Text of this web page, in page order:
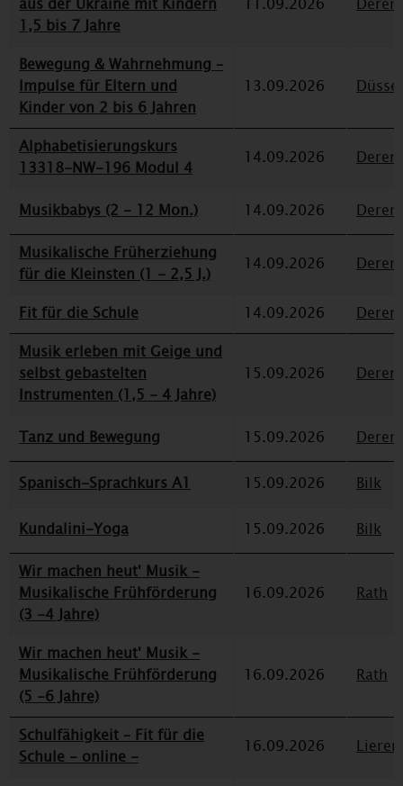
1,5 bis 7 Jahre
Bewegung & Wahrnehmung –
Impulse für Eltern und
Kinder von 2 bis 6 Jahren
13.09.2026
Alphabetisierungskurs
13318-NW-196 Modul 4
14.09.2026
Musikbabys (2 - 12 Mon.) 14.09.2026
Musikalische Früherziehung
für die Kleinsten (1 - 2,5 J.)
14.09.2026
Fit für die Schule 14.09.2026
Musik erleben mit Geige und
selbst gebastelten
Instrumenten (1,5 - 4 Jahre)
15.09.2026
Tanz und Bewegung 15.09.2026
Spanisch-Sprachkurs A1 15.09.2026 Bilk
Kundalini-Yoga 15.09.2026
Bilk
Wir machen heut' Musik -
Musikalische Frühförderung
(3 -4 Jahre)
16.09.2026 Rath
Wir machen heut' Musik -
Musikalische Frühförderung
(5 -6 Jahre)
16.09.2026 Rath
Schulfähigkeit – Fit für die
Schule - online -
16.09.2026